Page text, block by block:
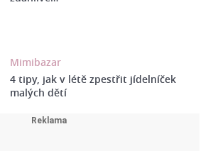
Mimibazar
4 tipy, jak v létě zpestřit jídelníček
malých dětí